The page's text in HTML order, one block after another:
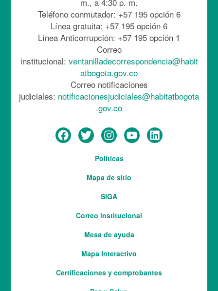
Teléfono conmutador: +57 195 opción 6
Línea gratuita: +57 195 opción 6
Línea Anticorrupción: +57 195 opción 1
Correo
institucional: ventanilladecorrespondencia@habit
atbogota.gov.co
Correo notificaciones
judiciales: notificacionesjudiciales@habitatbogota
.gov.co
Políticas
Mapa de sitio
SIGA
Correo institucional
Mesa de ayuda
Mapa Interactivo
ServicesCertificaciones y comprobantes